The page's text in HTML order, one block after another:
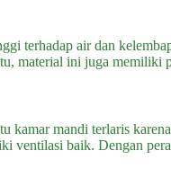
terhadap air dan
material ini juga memiliki
kamar mandi terlaris
ventilasi baik. Dengan